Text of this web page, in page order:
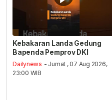
Kebakaran Landa Gedung
Bapenda Pemprov DKI
Dailynews - Jumat , 07 Aug 2026,
23:00 WIB